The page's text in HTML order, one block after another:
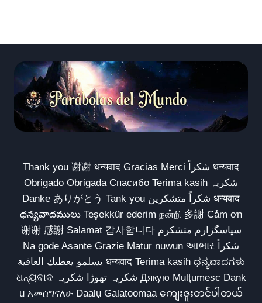
Thank you 谢谢 धन्यवाद Gracias Merci شكراً धन्यवाद
Obrigado Obrigada Спасибо Terima kasih شکریہ
Danke ありがとう Tank you شكراً متشكرين धन्यवाद
ధన్యవాదములు Teşekkür ederim நன்றி 多謝 Cảm ơn
谢谢 感謝 Salamat 감사합니다 سپاسگزارم متشکرم
Na gode Asante Grazie Matur nuwun આભાર شكراً
يسلمو يعطيك العافية धन्यवाद Terima kasih ಧನ್ಯವಾದಗಳು
ଧନ୍ୟବାଦ شکریہ تھوڑا شکریہ Дякую Mulțumesc Dank
u አመሰግናለሁ Daalụ Galatoomaa ကျေးဇူးတင်ပါတယ်